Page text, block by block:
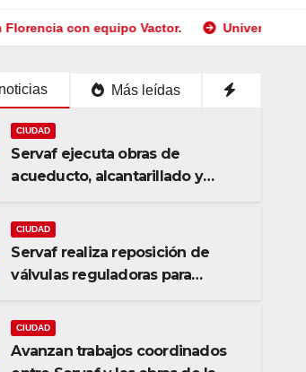
Vactor. Universidad de la Amazonia
Más leídas
CIUDAD
Servaf ejecuta obras de
acueducto, alcantarillado y
sectores de Florencia.
CIUDAD
Servaf realiza reposición de
válvulas reguladoras para
CIUDAD
Avanzan trabajos coordinados